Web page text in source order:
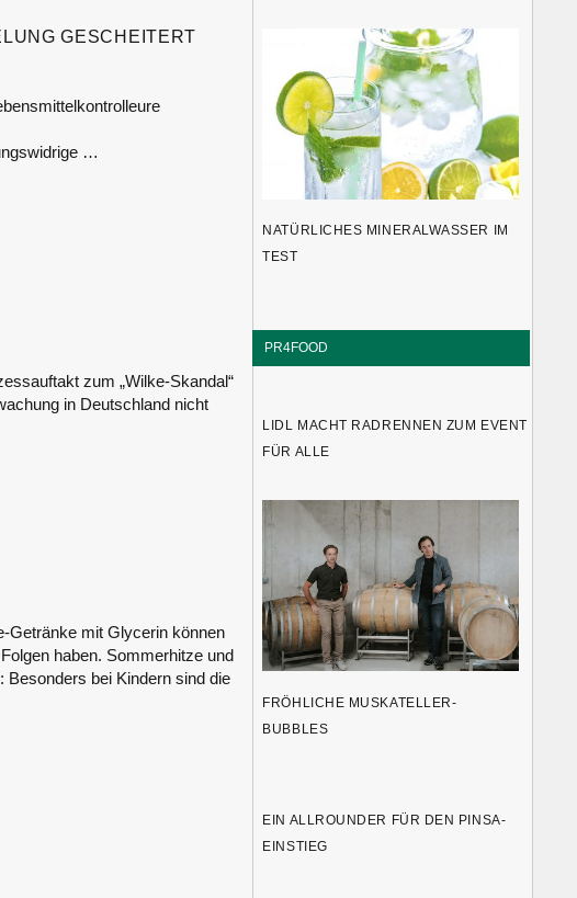
GESCHEITERT
…
zum „Wilke-Skandal“
in Deutschland nicht
Getränke mit Glycerin können
haben. Sommerhitze und
Besonders bei Kindern sind die
NATÜRLICHES MINERALWASSER IM
TEST
PR4FOOD
LIDL MACHT RADRENNEN ZUM EVENT
FÜR ALLE
FRÖHLICHE MUSKATELLER-
BUBBLES
EIN ALLROUNDER FÜR DEN PINSA-
EINSTIEG